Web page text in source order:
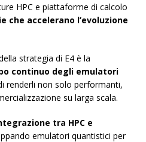
HPC e piattaforme di calcolo
che accelerano l’evoluzione
strategia di E4 è la
continuo degli emulatori
renderli non solo performanti,
su larga scala.
tra HPC e
emulatori quantistici per